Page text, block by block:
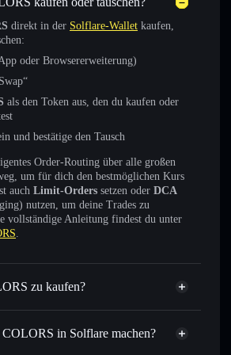
direkt in der Solflare-Wallet kaufen,
oder Browsererweiterung)
als den Token aus, den du kaufen oder
und bestätige den Tausch
Order-Routing über alle großen
um für dich den bestmöglichen Kurs
auch Limit-Orders setzen oder DCA
nutzen, um deine Trades zu
vollständige Anleitung findest du unter
.
zu kaufen?
Token
in Solflare machen?